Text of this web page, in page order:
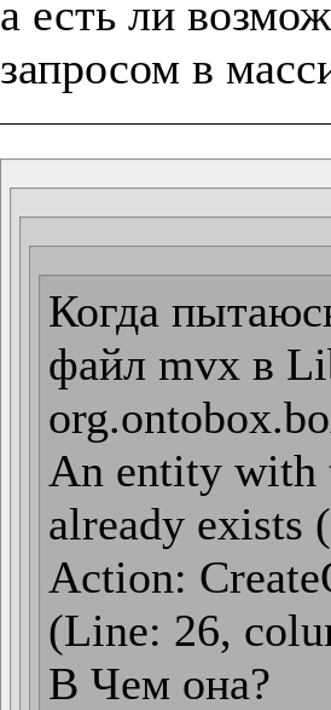
а есть ли
Когда
файл mvx в
An entity with
already exists
Action:
(Line: 26,
В Чем она?